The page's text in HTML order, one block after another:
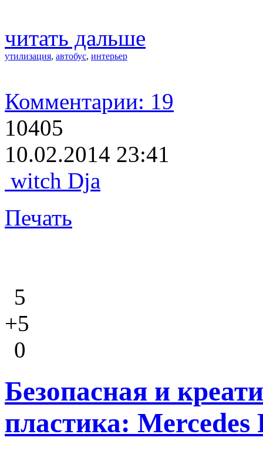
читать дальше
утилизация, автобус, интерьер
Комментарии: 19
10405
10.02.2014 23:41
witch Dja
Печать
5
+5
0
Безопасная и
пластика: